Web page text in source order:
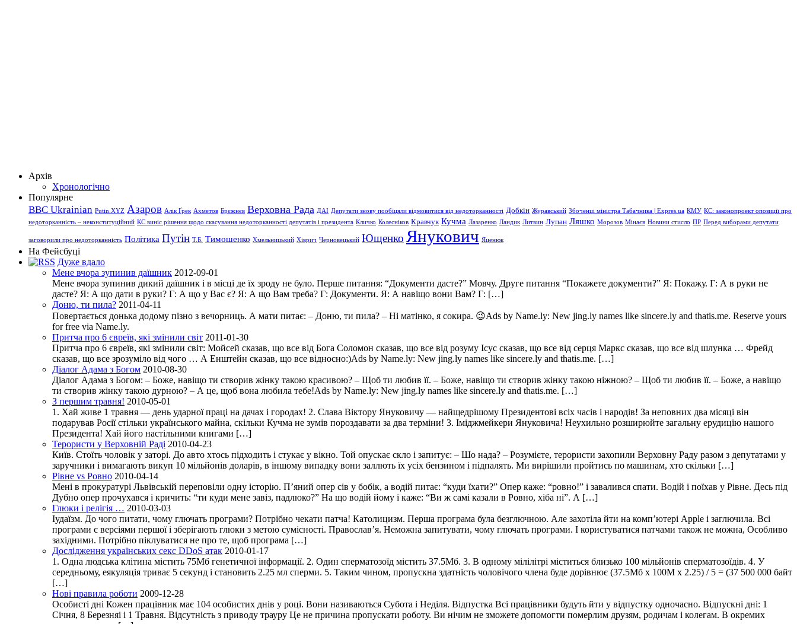
Архів
Хронологічно
Популярне
BBC Ukrainian Putin.XYZ Азаров Алік Ґрек Ахметов Брєжнєв Верховна Рада ДАІ Депутати знову пообіцяли відмовитися від недоторканності Добкін Журавський Збоченці міністра Табачника | Expres.ua КМУ КС: законопроект опозиції про
недоторканність – неконституційний КС виніс рішення щодо скасування недоторканності депутатів і президента Кличко Колесніков Кравчук Кучма Лазаренко Ландик Литвин Лупан Ляшко Морозов Мінаєв Новини стисло ПР Перед виборами депутати
заговорили про недоторканність Політика Путін Т.Б. Тимошенко Хмельницький Хіврич Черновецький Ющенко Янукович Яценюк
На Фейсбуці
Дуже вдало
Мене вчора зупинив даїшник 2012-09-01
Мене вчора зупинив дикий даїшник і в місці де їх зроду не було. Перше питання: “Документи дасте?” Мовчу. Друге питання “Покажете документи?” Я: Покажу. Г: А в руки не
дасте? Я: А що дати в руки? Г: А що у Вас є? Я: А що Вам треба? Г: Документи. Я: А навіщо вони Вам? Г: […]
Доню, ти пила? 2011-04-11
Повертається донька додому пізно з вечорниць. А мати питає: – Доню, ти пила? – Ні матінко, я сокира. 😉Ads by Name.ly: New jing.ly names like sincere.ly and thatis.me. Reserve yours
for free via Name.ly.
Притча про 6 євреїв, які змінили світ 2011-01-30
Притча про 6 євреїв, які змінили світ: Мойсей сказав, що все від Бога Соломон сказав, що все від розуму Ісус сказав, що все від серця Маркс сказав, що все від шлунка … Фрейд
сказав, що все зрозуміло від чого … А Енштейн сказав, що все відносно:)Ads by Name.ly: New jing.ly names like sincere.ly and thatis.me. […]
Діалог Адама з Богом 2010-08-30
Діалог Адама з Богом: – Боже, навіщо ти створив жінку такою красивою? – Щоб ти любив її. – Боже, навіщо ти створив жінку такою ніжною? – Щоб ти любив її. – Боже, а навіщо
ти створив жінку такою дурною? – А це, щоб вона любила тебе!Ads by Name.ly: New jing.ly names like sincere.ly and thatis.me. […]
З першим травня! 2010-05-01
1. Хай живе 1 травня — день ударної праці на дачах і городах! 2. Слава Віктору Януковичу — найщедрішому Президентові всіх часів і народів! За неповних два місяці він
подарував Росії стільки українського майна, скільки Кучма не зумів пороздавати за два терміни! 3. Іміджмейкери Януковича! Неухильно розширюйте загальну ерудицію нашого
Президента! Хай його настільними книгами […]
Терористи у Верховній Раді 2010-04-23
Київ. Стоїть чоловік у заторі. До авто хтось підходить і стукає у вікно. Той опускає скло і запитує: – Шо нада? – Розумієте, терористи захопили Верховну Раду разом з депутатами у
заручники і вимагають викуп 10 мільйонів доларів, в іншому випадку вони заллють їх усіх бензином і підпалять. Ми вирішили пройтись по машинам, хто скільки […]
Рівне vs Ровно 2010-04-14
Мені в прокуратурі Львівській переповіли одну історію. П’яний опер сів у бобік, а водій питає: “куди їхати?” Опер каже: “ровно!” і завалився спати. Водій і поїхав у Рівне. Десь під
Дубно опер прочухався і кричить: “ти куди мене завіз, падлюко?” На що водій йому і каже: “Ви ж самі казали в Ровно, хіба ні”. А […]
Глюки і релігія … 2010-03-03
Іудаїзм. До чого питати, чому глючать програми? Потрібно чекати патча! Католицизм. Перша програма була безглючною. Але захотіла йти на комп’ютері Apple і заглючила. Всі
програми є версіями першої і зберігають глюки з метою сумісності. Православ’я. Неможна запитувати, чому глючать програми. І користуватися патчами також не можна, Особливо
західними. Потрібно піклуватися не про те, щоб програма […]
Дослідження українських секс DDoS атак 2010-01-17
1. Одна людська клітина містить 75Мб генетичної інформації. 2. Один сперматозоїд містить 37.5Мб. 3. В одному мілілітрі міститься близько 100 мільйонів сперматозоїдів. 4. У
середньому, еякуляція триває 5 секунд і становить 2.25 мл сперми. 5. Таким чином, пропускна здатність чоловічого члена буде дорівнює (37.5Мб x 100M x 2.25) / 5 = (37 500 000 байт
[…]
Нові правила роботи 2009-12-28
Особисті дні Кожен працівник має 104 особистих днів у році. Вони називаються Субота і Неділя. Відпустка Всі працівники будуть йти у відпустку одночасно. Відпускні дні: 1
Січня, 8 Березняі і 1 Травня. Відсутність з приводу трауру Це не причина пропускати роботу. Ви нічим не зможете допомогти померлим друзям, родичам і колегам. В окремих